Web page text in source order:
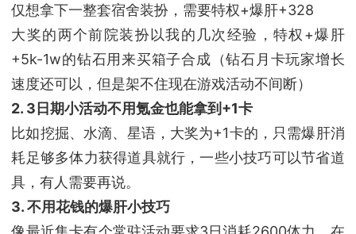
仅想拿下一整套宿舍装扮，需要特权+爆肝+328
大奖的两个前院装扮以我的几次经验，特权+爆肝
+5k-1w的钻石用来买箱子合成（钻石月卡玩家增长
速度还可以，但是架不住现在游戏活动不间断）
2. 3日期小活动不用氪金也能拿到+1卡
比如挖掘、水滴、星语，大奖为+1卡的，只需爆肝消
耗足够多体力获得道具就行，一些小技巧可以节省道
具，有人需要再说。
3. 不用花钱的爆肝小技巧